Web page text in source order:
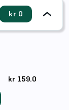
kr 0
kr 159.0